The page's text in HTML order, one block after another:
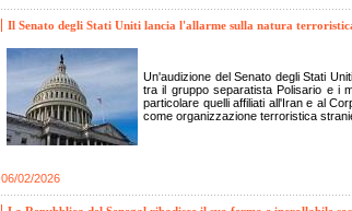
Il Senato degli Stati Uniti lancia l'allarme sulla natura
Un'audizione del Senato degli Stati
tra il gruppo separatista Polisario e i
particolare quelli affiliati all'Iran e al
come organizzazione terroristica
06/02/2026